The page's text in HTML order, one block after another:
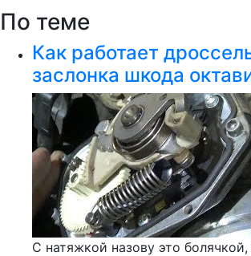
По теме
Как работает
заслонка шкода
С натяжкой назову это болячкой,